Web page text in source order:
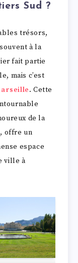
Sud ?
trésors,
à la
fait partie
mais c’est
. Cette
de la
offre un
espace
ville à